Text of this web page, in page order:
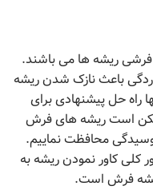
فرشی ریشه ها می باشند.
باعث نازک شدن ریشه
راه حل پیشنهادی برای
است ریشه های فرش
محافظت نماییم.
کلی کاور نمودن ریشه به
ریشه فرش است.